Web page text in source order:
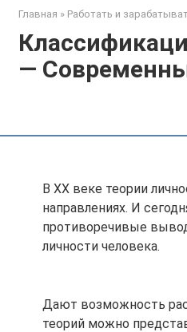
Главная » Работать и
—
В XX веке теории
направлениях. И
противоречивые
личности человека.
Дают возможность
теорий можно